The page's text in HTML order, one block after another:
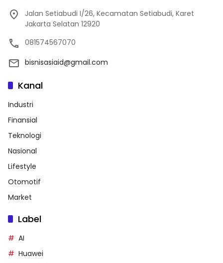
Jalan Setiabudi I/26, Kecamatan Setiabudi, Karet
Jakarta Selatan 12920
081574567070
bisnisasiaid@gmail.com
Kanal
Industri
Finansial
Teknologi
Nasional
Lifestyle
Otomotif
Market
Label
AI
Huawei